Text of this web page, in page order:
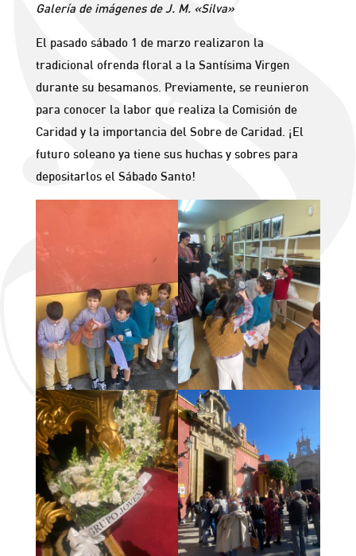
Galería de imágenes de J. M. «Silva»
El pasado sábado 1 de marzo realizaron la
tradicional ofrenda floral a la Santísima Virgen
durante su besamanos. Previamente, se reunieron
para conocer la labor que realiza la Comisión de
Caridad y la importancia del Sobre de Caridad. ¡El
futuro soleano ya tiene sus huchas y sobres para
depositarlos el Sábado Santo!